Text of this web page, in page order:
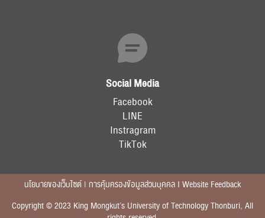
Social Media
Facebook
LINE
Instragram
TikTok
นโยบายของเว็บไซต์ | การคุ้มครองข้อมูลส่วนบุคคล I Website Feedback
Copyright © 2023 King Mongkut’s University of Technology Thonburi, All